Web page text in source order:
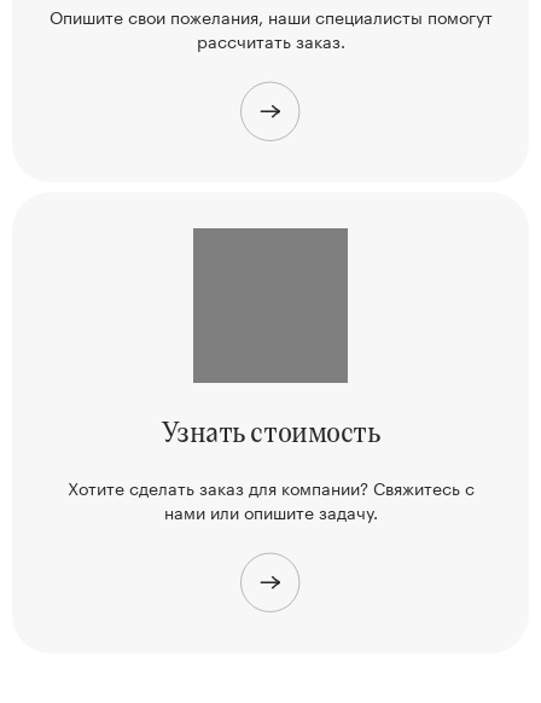
Опишите свои пожелания, нашиспециалисты помогут
рассчитать заказ.
Узнатьстоимость
Хотите сделать заказ для компании? Свяжитесьс
нами или опишите задачу.